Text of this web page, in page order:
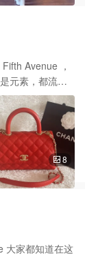
家的
Avenue ，
元素，都流露
多了个手提，就
推出新的色
，时尚又可爱
适合秋冬季，
没问题，还有选
8
大家都知道在这